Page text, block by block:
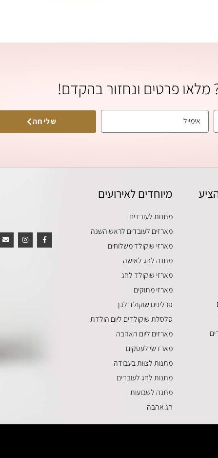
מלאו פרטים ונחזור בהקדם!
שליחה
מיוחדים לאירועים
מתנות לעובדים
מארזים לעובדים לראש השנה
מארזי שוקולד משלוחים
מתנה לחג לאישה
מארזי שוקולד לחג
מארזי מתוקים
פרלינים שוקולד לבן
סלסלת שוקולדים ליום הולדת
מארזים ליום האהבה
מארז שי לעסקים
מתנות לצוות בעבודה
מתנות לחג לעובדים
מתנה לשבועות
חג אהבה